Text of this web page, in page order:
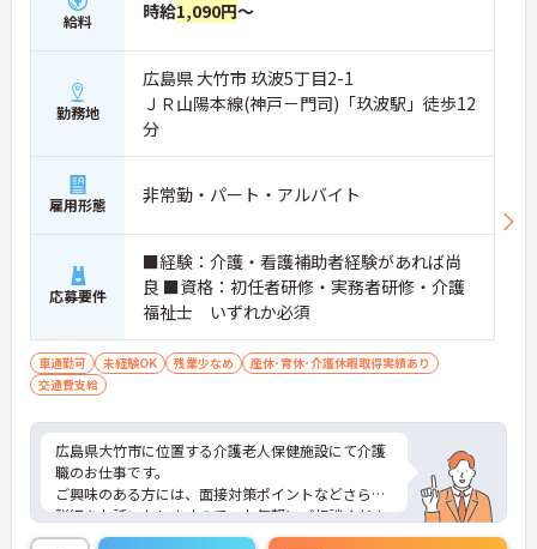
給料 時給1,090円～
勤務地
広島県 大竹市 玖波5丁目2-1
ＪＲ山陽本線(神戸－門司)「玖波駅」徒歩12
分
雇用形態 非常勤・パート・アルバイト
応募要件
■経験：介護・看護補助者経験があれば尚
良 ■資格：初任者研修・実務者研修・介護
福祉士 いずれか必須
車通勤可 未経験OK 残業少なめ
産休･育休･介護休暇取得実績あり
交通費支給
広島県大竹市に位置する介護老人保健施設にて介護
職のお仕事です。
ご興味のある方には、面接対策ポイントなどさらに
詳細をお話いたしますので、お気軽にご相談くださ
い。